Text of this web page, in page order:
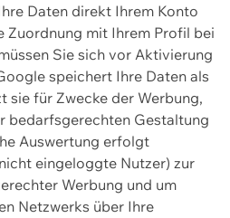
Daten direkt Ihrem Konto
Zuordnung mit Ihrem Profil bei
Sie sich vor Aktivierung
speichert Ihre Daten als
sie für Zwecke der Werbung,
bedarfsgerechten Gestaltung
Auswertung erfolgt
eingeloggte Nutzer) zur
Werbung und um
Netzwerks über Ihre